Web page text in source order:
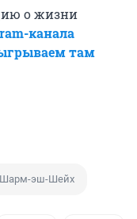
о жизни
канала
там
Шарм-эш-Шейх